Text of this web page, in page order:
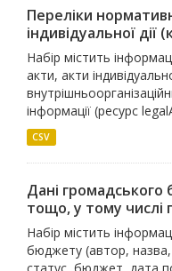
Переліки
індивідуальної дії
Набір містить
акти, акти
інформації (ресурс
CSV
Дані
тощо, у тому числі
Набір містить
бюджету (автор,